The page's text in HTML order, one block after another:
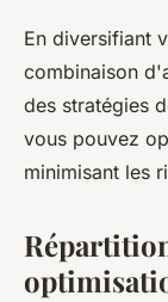
En diversifiant
combinaison
des stratégies
vous pouvez
minimisant les